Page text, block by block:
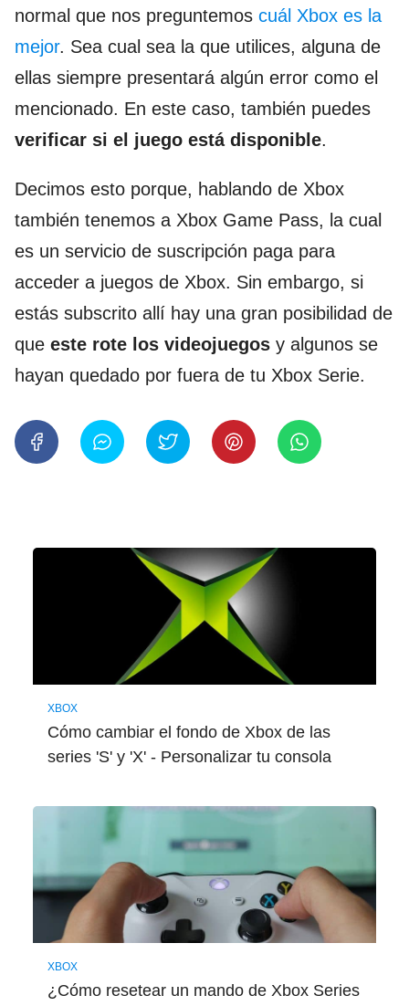
normal que nos preguntemos cuál Xbox es la
mejor. Sea cual sea la que utilices, alguna de
ellas siempre presentará algún error como el
mencionado. En este caso, también puedes
verificar si el juego está disponible.
Decimos esto porque, hablando de Xbox
también tenemos a Xbox Game Pass, la cual
es un servicio de suscripción paga para
acceder a juegos de Xbox. Sin embargo, si
estás subscrito allí hay una gran posibilidad de
que este rote los videojuegos y algunos se
hayan quedado por fuera de tu Xbox Serie.
XBOX
Cómo cambiar el fondo de Xbox de las
series 'S' y 'X' - Personalizar tu consola
XBOX
¿Cómo resetear un mando de Xbox Series